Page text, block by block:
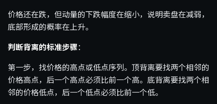
价格还在跌，但动量的下跌幅度在缩小，说明卖盘在减弱，
底部形成的概率在上升。
判断背离的标准步骤：
第一步，找价格的高点或低点序列。顶背离要找两个相邻的
价格高点，后一个高点必须比前一个高。底背离要找两个相
邻的价格低点，后一个低点必须比前一个低。